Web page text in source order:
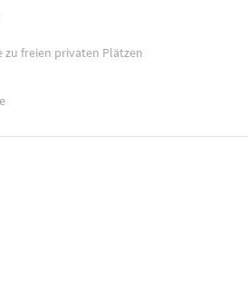
zu freien privaten Plätzen